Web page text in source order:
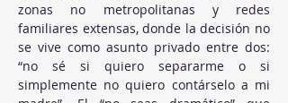
zonas no metropolitanas y redes
familiares extensas, donde la decisión no
se vive como asunto privado entre dos:
“no sé si quiero separarme o si
simplemente no quiero contárselo a mi